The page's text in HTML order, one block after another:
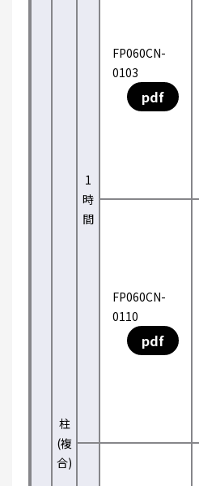
柱
(複
合)
1
時
間
FP060CN-
0103
pdf
FP060CN-
0110
pdf